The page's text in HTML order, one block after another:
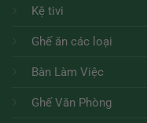
Kệ tivi
Ghế ăn các loại
Bàn Làm Việc
Ghế Văn Phòng